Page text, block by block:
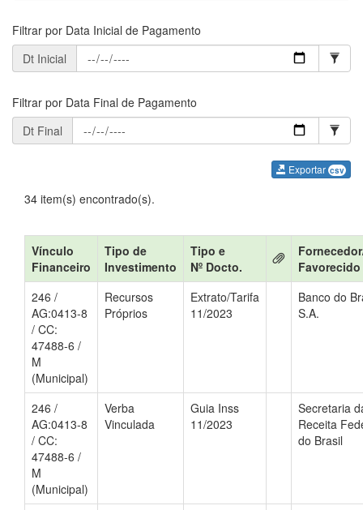
Filtrar por Data Inicial de Pagamento
Dt Inicial
Filtrar por Data Final de Pagamento
Dt Final
Exportar csv
34 item(s) encontrado(s).
Vínculo
Financeiro
Tipo de
Investimento
Tipo e
Nº Docto.
Favorecido
246 /
AG:0413-8
/ CC:
47488-6 /
M
(Municipal)
Recursos
Próprios
Extrato/Tarifa
11/2023
Banco do
S.A.
246 /
AG:0413-8
/ CC:
47488-6 /
M
(Municipal)
Verba
Vinculada
Guia Inss
11/2023
Secretaria
Receita
do Brasil